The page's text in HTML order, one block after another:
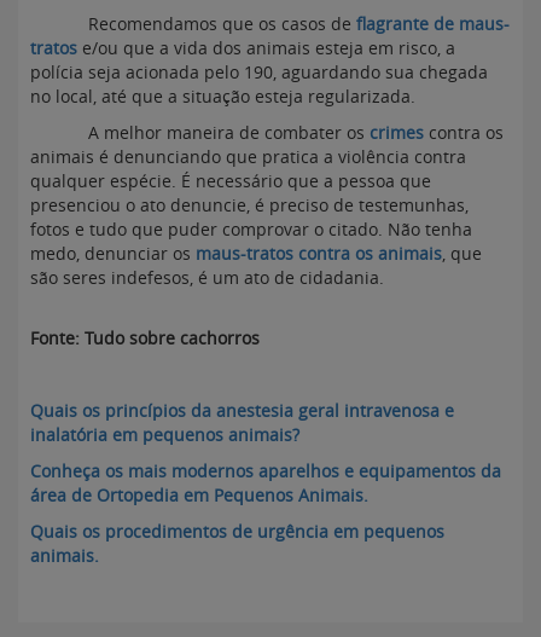
Recomendamos que os casos de flagrante de maus-
tratos e/ou que a vida dos animais esteja em risco, a
polícia seja acionada pelo 190, aguardando sua chegada
no local, até que a situação esteja regularizada.
A melhor maneira de combater os crimes contra os
animais é denunciando que pratica a violência contra
qualquer espécie. É necessário que a pessoa que
presenciou o ato denuncie, é preciso de testemunhas,
fotos e tudo que puder comprovar o citado. Não tenha
medo, denunciar os maus-tratos contra os animais, que
são seres indefesos, é um ato de cidadania.
Fonte: Tudo sobre cachorros
Quais os princípios da anestesia geral intravenosa e
inalatória em pequenos animais?
Conheça os mais modernos aparelhos e equipamentos da
área de Ortopedia em Pequenos Animais.
Quais os procedimentos de urgência em pequenos
animais.